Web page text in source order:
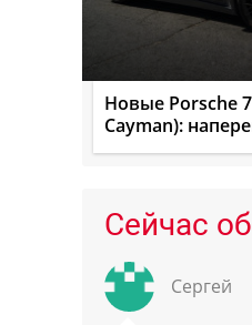
Новые Porsche
Cayman):
Сейчас
Сергей